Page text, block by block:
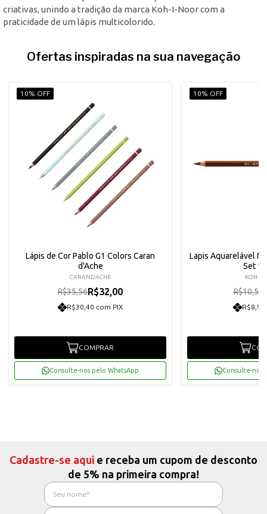
criativas, unindo a tradição da marca Koh-I-Noor com a
praticidade de um lápis multicolorido.
Ofertas inspiradas na sua navegação
10% OFF
Lápis de Cor Pablo G1 Colors Caran
d'Ache
CARANDACHE
R$35,56R$32,00
R$30,40 com PIX
COMPRAR
Consulte-nos pelo WhatsApp
10% OFF
Lapis Aquarelável
Set 1
KOH-I-
R$10,50
R$8,98
Consulte-nos
Cadastre-se aqui e receba um cupom de desconto
de 5% na primeira compra!